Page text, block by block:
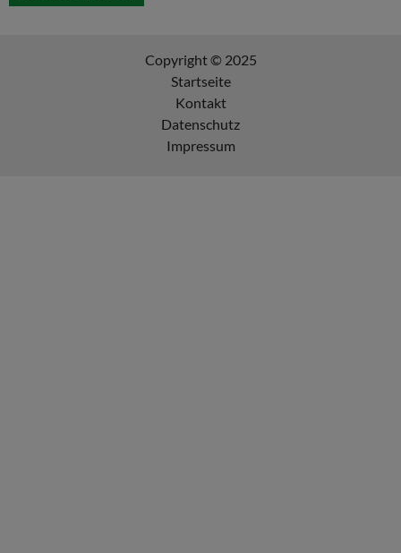
Copyright © 2025
Startseite
Kontakt
Datenschutz
Impressum